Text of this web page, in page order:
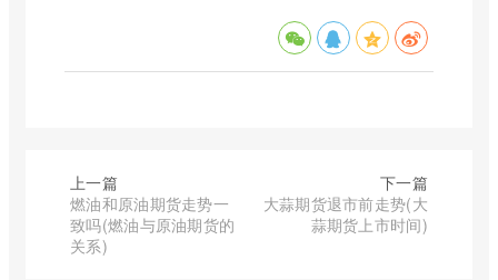
上一篇
燃油和原油期货走势一
致吗(燃油与原油期货的
关系)
下一篇
大蒜期货退市前走势(大
蒜期货上市时间)